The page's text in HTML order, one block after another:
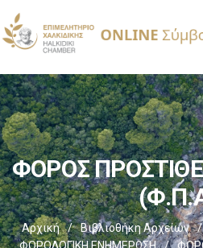
ΦΟΡΟΣ
Αρχική / Βιβλιοθήκη Αρχείων /